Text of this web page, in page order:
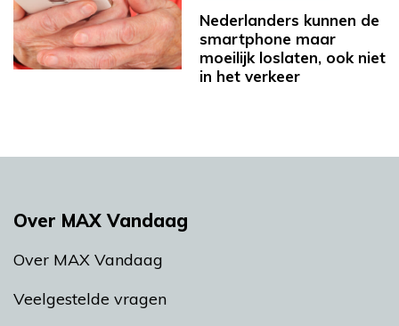
Nederlanders kunnen de
smartphone maar
moeilijk loslaten, ook niet
in het verkeer
Over MAX Vandaag
Over MAX Vandaag
Veelgestelde vragen